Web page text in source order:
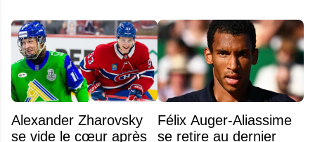
Alexander Zharovsky
se vide le cœur après
Félix Auger-Aliassime
se retire au dernier